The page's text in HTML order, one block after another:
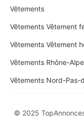
Vêtements
Vêtements Vêtement
Vêtements Vêtement
Vêtements Rhône-
Vêtements Nord-Pas-
© 2025